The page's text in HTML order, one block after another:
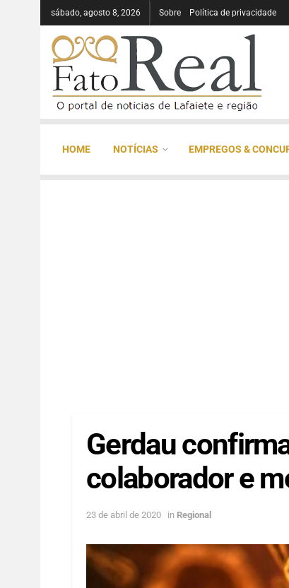
sábado, agosto 8, 2026 Sobre Política de privacidade
HOME NOTÍCIAS EMPREGOS &
Gerdau
colaborador e
23 de abril de 2020 in Regional